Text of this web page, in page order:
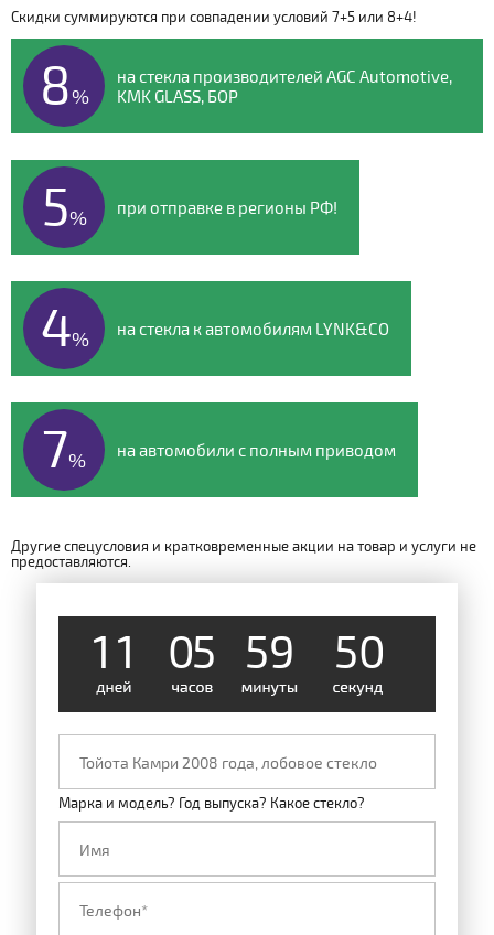
Видео о компании
Скидки суммируются при совпадении условий 7+5 или 8+4!
8%
на стекла производителей AGC Automotive,
KMK GLASS, БОР
5% при отправке в регионы РФ!
4% на стекла к автомобилям LYNK&CO
7% на автомобили с полным приводом
Другие спецусловия и кратковременные акции на товар и услуги не
предоставляются.
1 1 05 59 49
Марка и модель? Год выпуска? Какое стекло?